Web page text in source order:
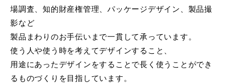
場調査、知的財産権管理、パッケージデザイン、製品撮
影など
製品まわりのお手伝いまで一貫して承っています。
使う人や使う時を考えてデザインすること、
用途にあったデザインをすることで長く使うことができ
るものづくりを目指しています。